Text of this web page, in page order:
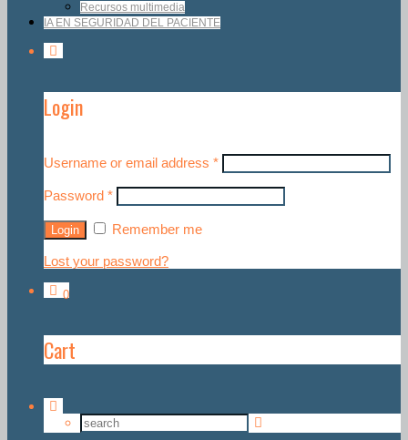
Recursos multimedia
IA EN SEGURIDAD DEL PACIENTE
Login
Username or email address *
Password *
Remember me
Lost your password?
0
Cart